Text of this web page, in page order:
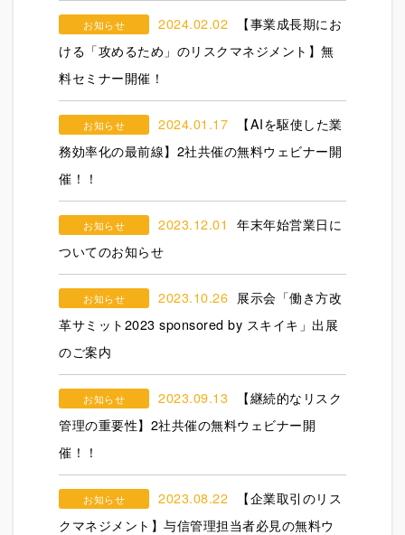
お知らせ 2024.02.02
【事業成長期にお
ける「攻めるため」のリスクマネジメント】無
料セミナー開催！
お知らせ 2024.01.17
【AIを駆使した業
務効率化の最前線】2社共催の無料ウェビナー開
催！！
お知らせ 2023.12.01
年末年始営業日に
ついてのお知らせ
お知らせ 2023.10.26 展示会「働き方改
革サミット2023 sponsored by スキイキ」出展
のご案内
お知らせ 2023.09.13
【継続的なリスク
管理の重要性】2社共催の無料ウェビナー開
催！！
お知らせ 2023.08.22
【企業取引のリス
クマネジメント】与信管理担当者必見の無料ウ